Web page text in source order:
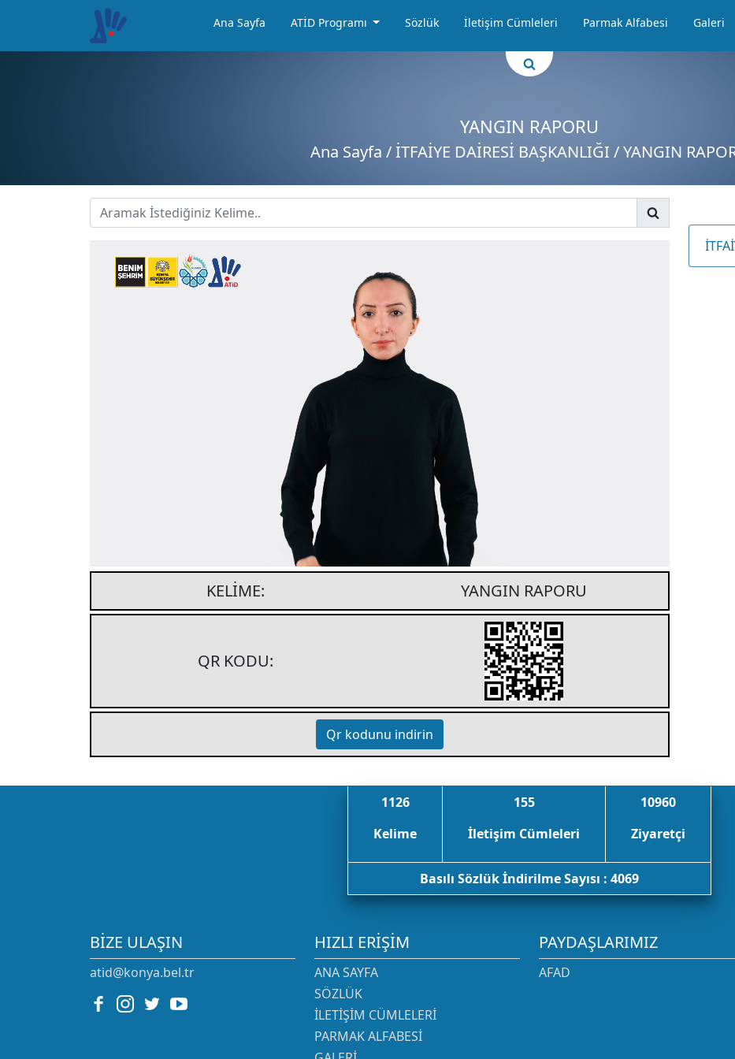
Ana Sayfa ATİD Programı Sözlük İletişim Cümleleri Parmak Alfabesi Galeri
YANGIN RAPORU
Ana Sayfa / İTFAİYE DAİRESİ BAŞKANLIĞI / YANGIN
KELIME: YANGIN RAPORU
QR KODU:
Qr kodunu indirin
1126
Kelime
155
İletişim Cümleleri
10960
Ziyaretçi
Basılı Sözlük İndirilme Sayısı : 4069
BIZE ULAŞIN
atid@konya.bel.tr
HIZLI ERIŞIM
ANA SAYFA
SÖZLÜK
İLETIŞIM CÜMLELERI
PARMAK ALFABESI
PAYDAŞLARIMIZ
AFAD